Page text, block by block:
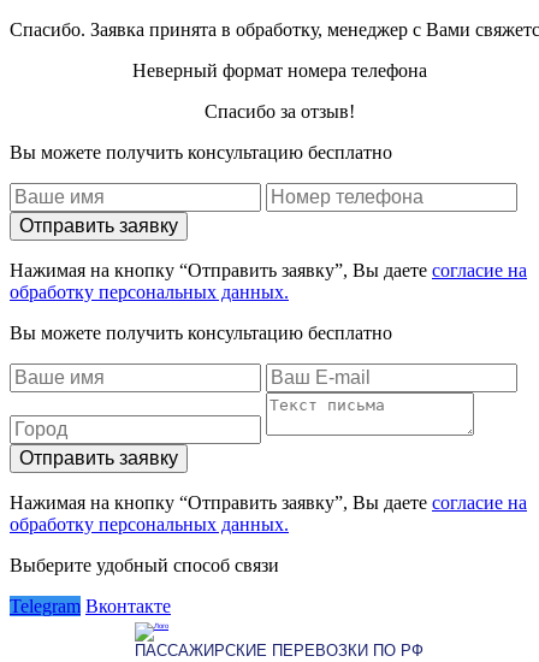
Спасибо. Заявка принята в обработку, менеджер с Вами
Неверный формат номера телефона
Спасибо за отзыв!
Вы можете получить консультацию бесплатно
Отправить заявку
Нажимая на кнопку “Отправить заявку”, Вы даете согласие на
обработку персональных данных.
Вы можете получить консультацию бесплатно
Отправить заявку
Нажимая на кнопку “Отправить заявку”, Вы даете согласие на
обработку персональных данных.
Выберите удобный способ связи
Telegram Вконтакте
ПАССАЖИРСКИЕ ПЕРЕВОЗКИ ПО РФ